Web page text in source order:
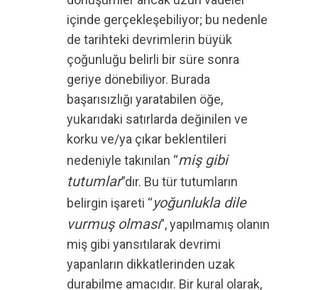
içinde gerçekleşebiliyor; bu nedenle
de tarihteki devrimlerin büyük
çoğunluğu belirli bir süre sonra
geriye dönebiliyor. Burada
başarısızlığı yaratabilen öğe,
yukarıdaki satırlarda değinilen ve
korku ve/ya çıkar beklentileri
nedeniyle takınılan “miş gibi
tutumlar”dır. Bu tür tutumların
belirgin işareti “yoğunlukla dile
vurmuş olması”, yapılmamış olanın
miş gibi yansıtılarak devrimi
yapanların dikkatlerinden uzak
durabilme amacıdır. Bir kural olarak,